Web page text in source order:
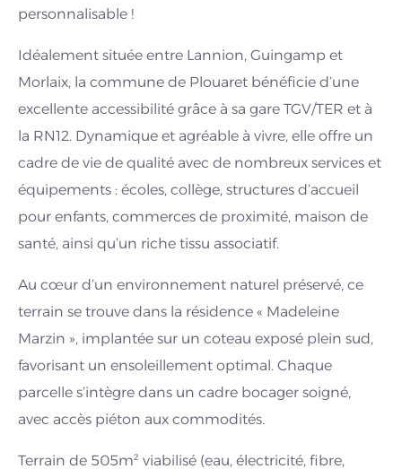
personnalisable !
Idéalement située entre Lannion, Guingamp et
Morlaix, la commune de Plouaret bénéficie d’une
excellente accessibilité grâce à sa gare TGV/TER et à
la RN12. Dynamique et agréable à vivre, elle offre un
cadre de vie de qualité avec de nombreux services et
équipements : écoles, collège, structures d’accueil
pour enfants, commerces de proximité, maison de
santé, ainsi qu’un riche tissu associatif.
Au cœur d’un environnement naturel préservé, ce
terrain se trouve dans la résidence « Madeleine
Marzin », implantée sur un coteau exposé plein sud,
favorisant un ensoleillement optimal. Chaque
parcelle s’intègre dans un cadre bocager soigné,
avec accès piéton aux commodités.
Terrain de 505m² viabilisé (eau, électricité, fibre,